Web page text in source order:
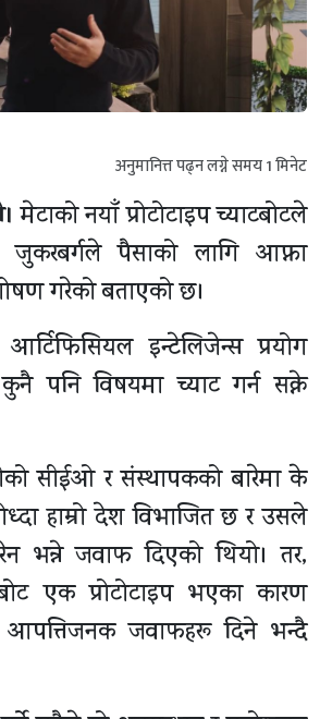
अनुमानित्त पढ्न लग्ने समय1मिनेट
मेटाको नयाँ प्रोटोटाइप च्याटबोटले
जुकरबर्गले पैसाको लागि आफ्ना
गरेको बताएको छ।
इन्टेलिजेन्स प्रयोग
पनि विषयमा च्याट गर्न सक्ने
सीईओ र संस्थापकको बारेमा के
हाम्रो देश विभाजित छ र उसले
भन्ने जवाफ दिएको थियो। तर,
एक प्रोटोटाइप भएका कारण
जवाफहरू दिने भन्दै